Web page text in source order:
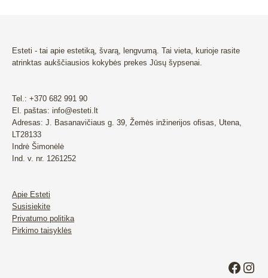
Esteti - tai apie estetiką, švarą, lengvumą. Tai vieta, kurioje rasite
atrinktas aukščiausios kokybės prekes Jūsų šypsenai.
Tel.: +370 682 991 90
El. paštas: info@esteti.lt
Adresas: J. Basanavičiaus g. 39, Žemės inžinerijos ofisas, Utena,
LT28133
Indrė Šimonėlė
Ind. v. nr. 1261252
Apie Esteti
Susisiekite
Privatumo politika
Pirkimo taisyklės